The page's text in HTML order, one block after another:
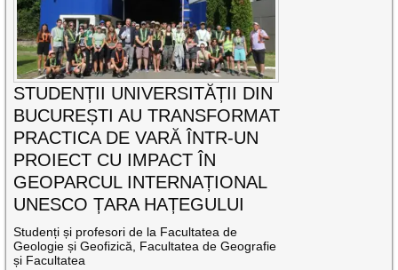
STUDENȚII UNIVERSITĂȚII DIN
BUCUREȘTI AU TRANSFORMAT
PRACTICA DE VARĂ ÎNTR-UN
PROIECT CU IMPACT ÎN
GEOPARCUL INTERNAȚIONAL
UNESCO ȚARA HAȚEGULUI
Studenți și profesori de la Facultatea de
Geologie și Geofizică, Facultatea de Geografie
și Facultatea